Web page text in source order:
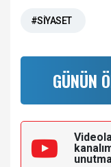
#SİYASET
GÜNÜN